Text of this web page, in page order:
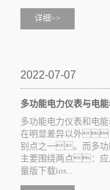
详细>>
2022-07-07
多功能电力仪表与电能
多功能电力仪表和电
在明显差异以外
别点之一。而多功
主要围绕两点：
量版下载ios...